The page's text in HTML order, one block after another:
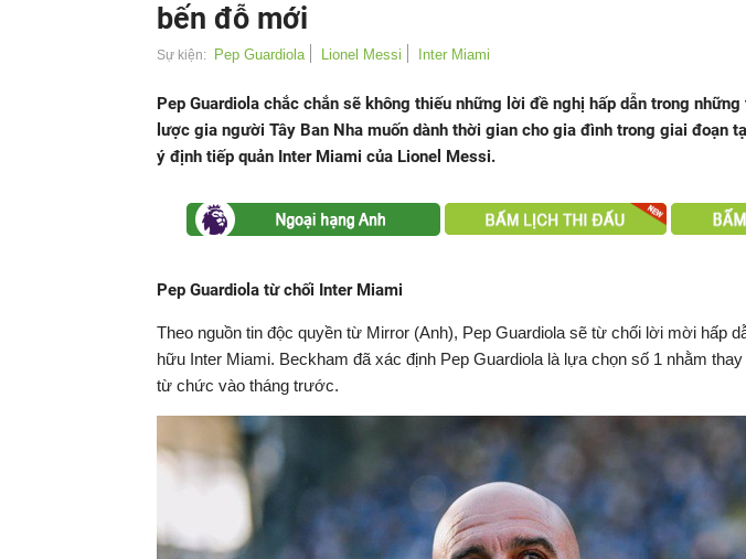
bến đỗ mới
Sự kiện: Pep Guardiola Lionel Messi Inter Miami
Pep Guardiola chắc chắn sẽ không thiếu những lời đề nghị hấp dẫn trong
lược gia người Tây Ban Nha muốn dành thời gian cho gia đình trong giai đoạn
ý định tiếp quản Inter Miami của Lionel Messi.
Pep Guardiola từ chối Inter Miami
Theo nguồn tin độc quyền từ Mirror (Anh), Pep Guardiola sẽ từ chối lời mời hấp
hữu Inter Miami. Beckham đã xác định Pep Guardiola là lựa chọn số 1 nhằm
từ chức vào tháng trước.